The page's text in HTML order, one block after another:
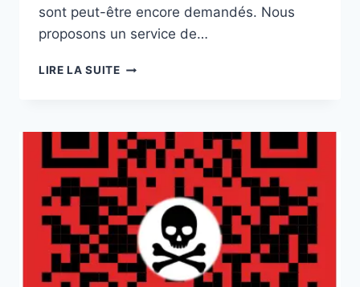
sont peut-être encore demandés. Nous
proposons un service de…
LIRE LA SUITEGRAVURE
POUR
IRM
SCANNER
MÉDICAL